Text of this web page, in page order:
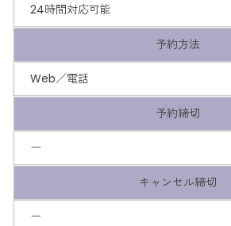
24時間対応可能
予約方法
Web／電話
予約締切
ー
キャンセル締切
ー